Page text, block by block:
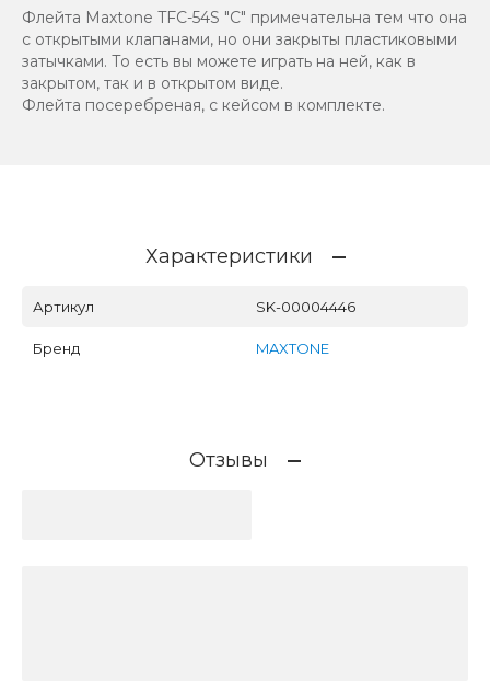
Флейта Maxtone TFC-54S "С" примечательна тем что она
с открытыми клапанами, но они закрыты пластиковыми
затычками. То есть вы можете играть на ней, как в
закрытом, так и в открытом виде.
Флейта посеребреная, с кейсом в комплекте.
Характеристики
Артикул SK-00004446
Бренд MAXTONE
Отзывы